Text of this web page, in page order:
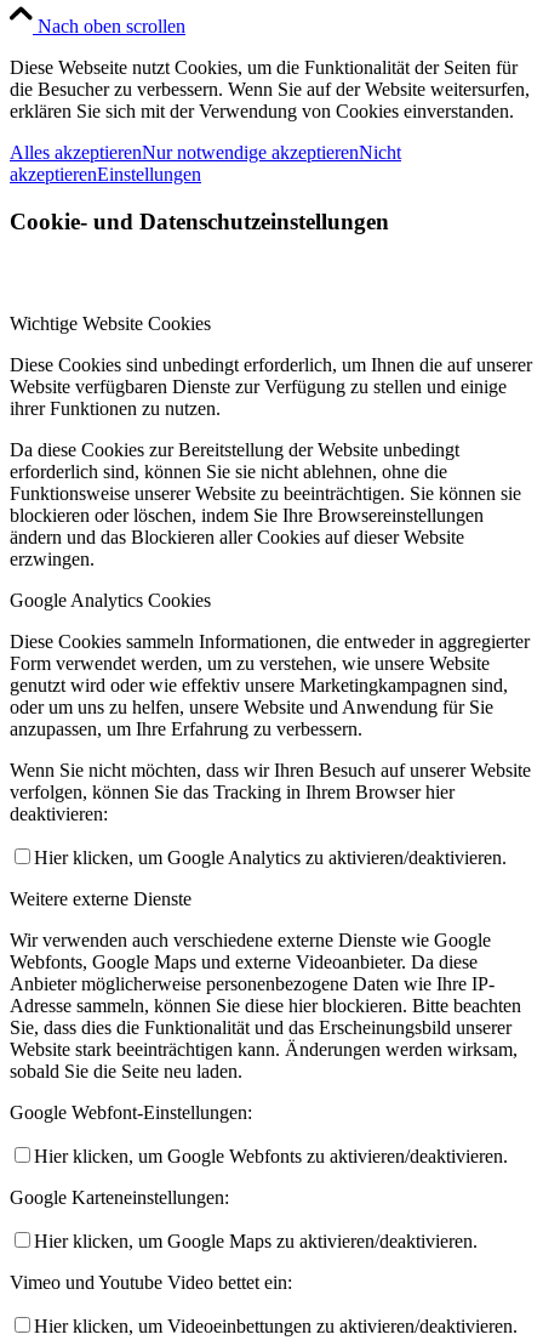
Nach oben scrollen
Diese Webseite nutzt Cookies, um die Funktionalität der Seiten für
die Besucher zu verbessern. Wenn Sie auf der Website weitersurfen,
erklären Sie sich mit der Verwendung von Cookies einverstanden.
Alles akzeptierenNur notwendige akzeptierenNicht
akzeptierenEinstellungen
Cookie- und Datenschutzeinstellungen
Wichtige Website Cookies
Diese Cookies sind unbedingt erforderlich, um Ihnen die auf unserer
Website verfügbaren Dienste zur Verfügung zu stellen und einige
ihrer Funktionen zu nutzen.
Da diese Cookies zur Bereitstellung der Website unbedingt
erforderlich sind, können Sie sie nicht ablehnen, ohne die
Funktionsweise unserer Website zu beeinträchtigen. Sie können sie
blockieren oder löschen, indem Sie Ihre Browsereinstellungen
ändern und das Blockieren aller Cookies auf dieser Website
erzwingen.
Google Analytics Cookies
Diese Cookies sammeln Informationen, die entweder in aggregierter
Form verwendet werden, um zu verstehen, wie unsere Website
genutzt wird oder wie effektiv unsere Marketingkampagnen sind,
oder um uns zu helfen, unsere Website und Anwendung für Sie
anzupassen, um Ihre Erfahrung zu verbessern.
Wenn Sie nicht möchten, dass wir Ihren Besuch auf unserer Website
verfolgen, können Sie das Tracking in Ihrem Browser hier
deaktivieren:
Hier klicken, um Google Analytics zu aktivieren/deaktivieren.
Weitere externe Dienste
Wir verwenden auch verschiedene externe Dienste wie Google
Webfonts, Google Maps und externe Videoanbieter. Da diese
Anbieter möglicherweise personenbezogene Daten wie Ihre IP-
Adresse sammeln, können Sie diese hier blockieren. Bitte beachten
Sie, dass dies die Funktionalität und das Erscheinungsbild unserer
Website stark beeinträchtigen kann. Änderungen werden wirksam,
sobald Sie die Seite neu laden.
Google Webfont-Einstellungen:
Hier klicken, um Google Webfonts zu aktivieren/deaktivieren.
Google Karteneinstellungen:
Hier klicken, um Google Maps zu aktivieren/deaktivieren.
Vimeo und Youtube Video bettet ein:
Hier klicken, um Videoeinbettungen zu aktivieren/deaktivieren.